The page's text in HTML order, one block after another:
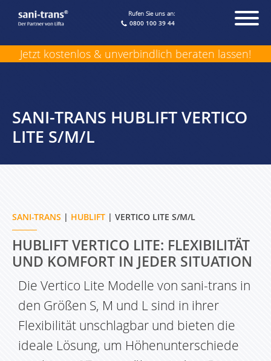
Rufen Sie uns an:
0800 100 39 44
Jetzt kostenlos & unverbindlich beraten lassen!
SANI-TRANS HUBLIFT VERTICO
LITE S/M/L
SANI-TRANS | HUBLIFT | VERTICO LITE S/M/L
HUBLIFT VERTICO LITE: FLEXIBILITÄT
UND KOMFORT IN JEDER SITUATION
Die Vertico Lite Modelle von sani-trans in
den Größen S, M und L sind in ihrer
Flexibilität unschlagbar und bieten die
ideale Lösung, um Höhenunterschiede